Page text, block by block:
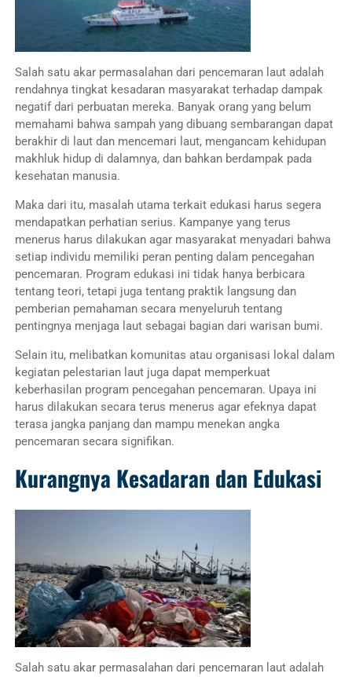
Salah satu akar permasalahan dari pencemaran laut adalah
rendahnya tingkat kesadaran masyarakat terhadap dampak
negatif dari perbuatan mereka. Banyak orang yang belum
memahami bahwa sampah yang dibuang sembarangan dapat
berakhir di laut dan mencemari laut, mengancam kehidupan
makhluk hidup di dalamnya, dan bahkan berdampak pada
kesehatan manusia.
Maka dari itu, masalah utama terkait edukasi harus segera
mendapatkan perhatian serius. Kampanye yang terus
menerus harus dilakukan agar masyarakat menyadari bahwa
setiap individu memiliki peran penting dalam pencegahan
pencemaran. Program edukasi ini tidak hanya berbicara
tentang teori, tetapi juga tentang praktik langsung dan
pemberian pemahaman secara menyeluruh tentang
pentingnya menjaga laut sebagai bagian dari warisan bumi.
Selain itu, melibatkan komunitas atau organisasi lokal dalam
kegiatan pelestarian laut juga dapat memperkuat
keberhasilan program pencegahan pencemaran. Upaya ini
harus dilakukan secara terus menerus agar efeknya dapat
terasa jangka panjang dan mampu menekan angka
pencemaran secara signifikan.
Kurangnya Kesadaran dan Edukasi
Salah satu akar permasalahan dari pencemaran laut adalah